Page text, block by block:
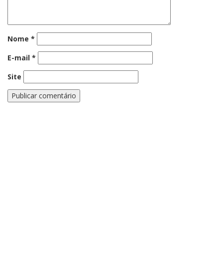
Nome *
E-mail *
Site